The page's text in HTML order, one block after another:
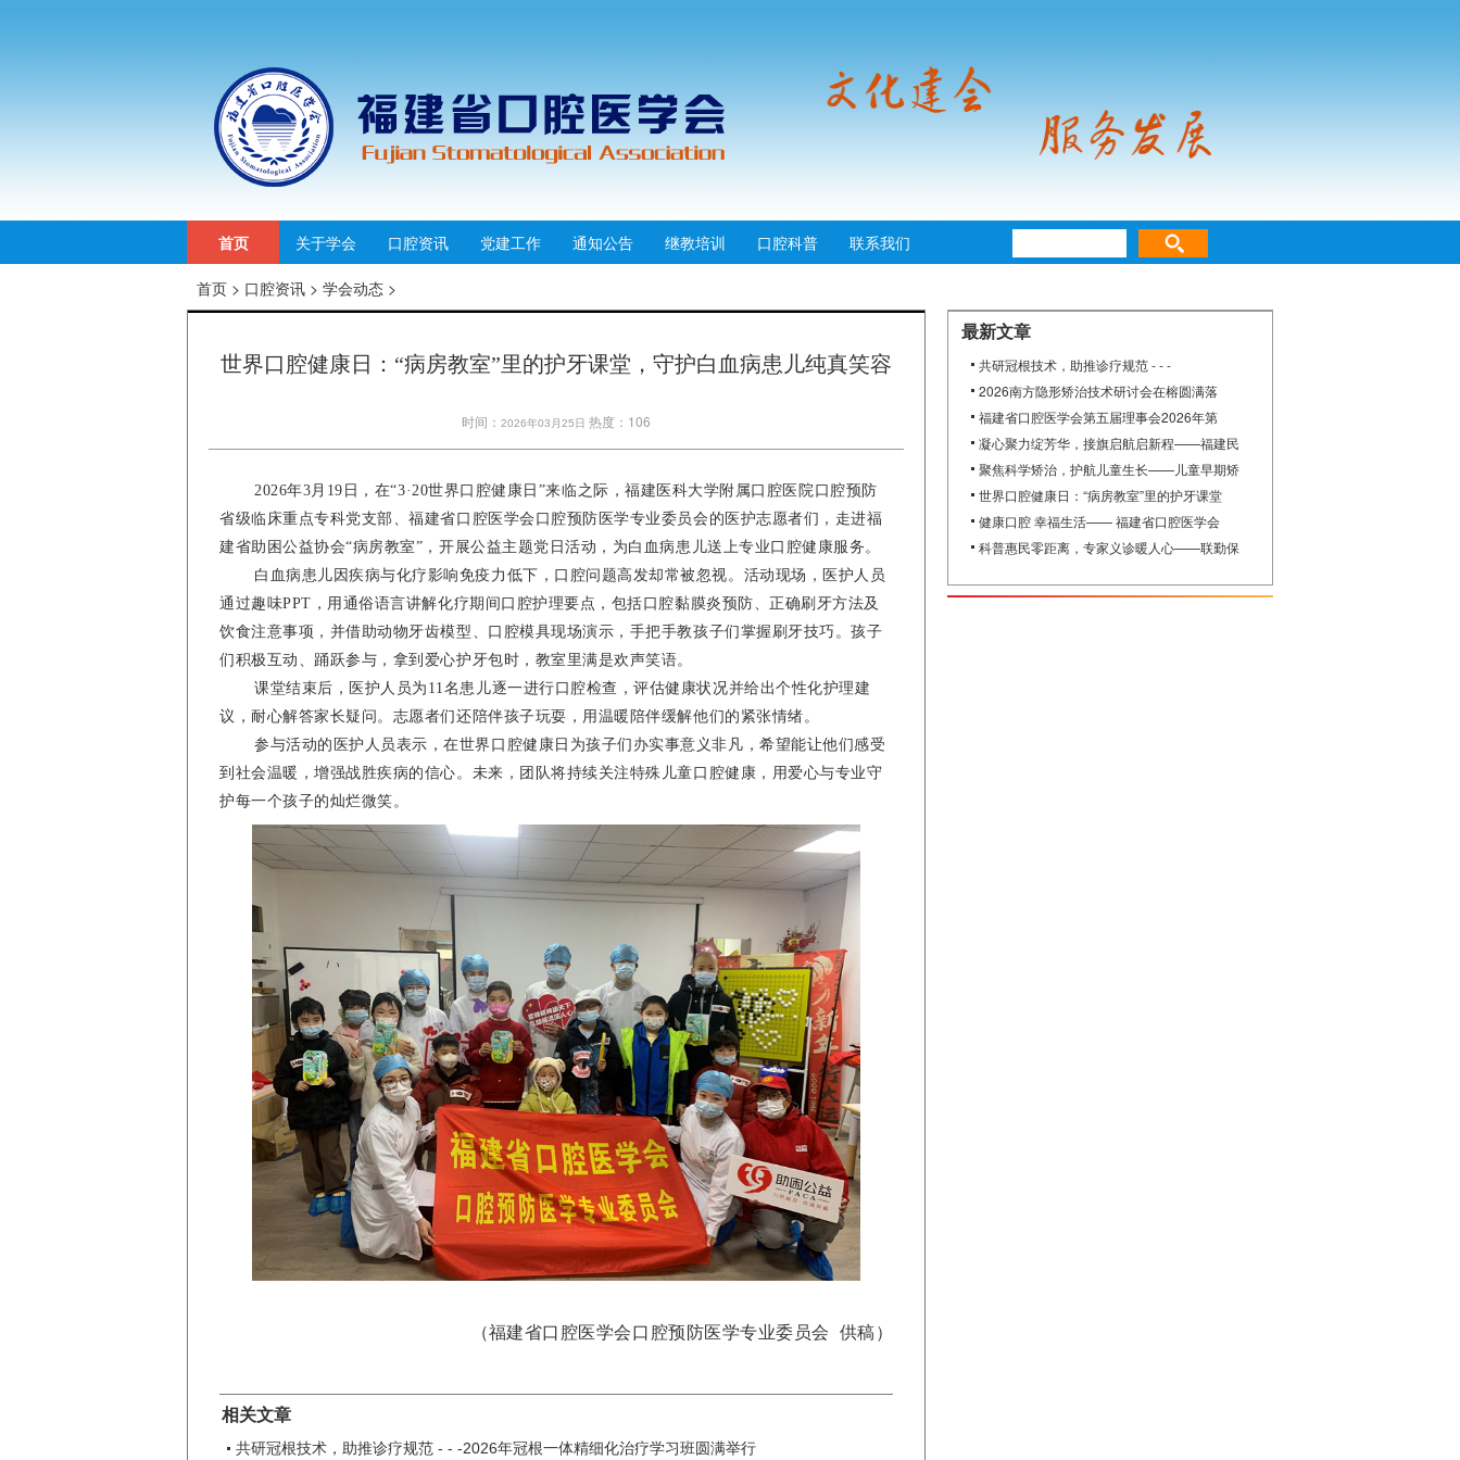
首页 关于学会 口腔资讯 党建工作 通知公告 继教培训 口腔科普 联系我们
首页 > 口腔资讯 > 学会动态 >
世界口腔健康日：“病房教室”里的护牙课堂，守护白血病患儿纯真笑容
时间： 2026年03月25日 热度：106
2026年3 月 19 日，在“3· 20世界口腔健康日”来临之际，福建医科大学附属口腔医院口腔预防
省级临床重点专科党支部、福建省口腔医学会口腔预防医学专业委员会的医护志愿者们，走进福
建省助困公益协会“病房教室”，开展公益主题党日活动，为白血病患儿送上专业口腔健康服务。
白血病患儿因疾病与化疗影响免疫力低下，口腔问题高发却常被忽视。活动现场，医护人员
通过趣味PPT ，用通俗语言讲解化疗期间口腔护理要点，包括口腔黏膜炎预防、正确刷牙方法及
饮食注意事项，并借助动物牙齿模型、口腔模具现场演示，手把手教孩子们掌握刷牙技巧。孩子
们积极互动、踊跃参与，拿到爱心护牙包时，教室里满是欢声笑语。
课堂结束后，医护人员为 11 名患儿逐一进行口腔检查，评估健康状况并给出个性化护理建
议，耐心解答家长疑问。志愿者们还陪伴孩子玩耍，用温暖陪伴缓解他们的紧张情绪。
参与活动的医护人员表示，在世界口腔健康日为孩子们办实事意义非凡，希望能让他们感受
到社会温暖，增强战胜疾病的信心。未来，团队将持续关注特殊儿童口腔健康，用爱心与专业守
护每一个孩子的灿烂微笑。
（福建省口腔医学会口腔预防医学专业委员会 供稿）
相关文章
共研冠根技术，助推诊疗规范 - - -2026年冠根一体精细化治疗学习班圆满举行
最新文章
共研冠根技术，助推诊疗规范 - - -
2026南方隐形矫治技术研讨会在榕圆满落
福建省口腔医学会第五届理事会2026年第
凝心聚力绽芳华，接旗启航启新程——福建民
聚焦科学矫治，护航儿童生长——儿童早期矫
世界口腔健康日：“病房教室”里的护牙课堂
健康口腔 幸福生活—— 福建省口腔医学会
科普惠民零距离，专家义诊暖人心——联勤保